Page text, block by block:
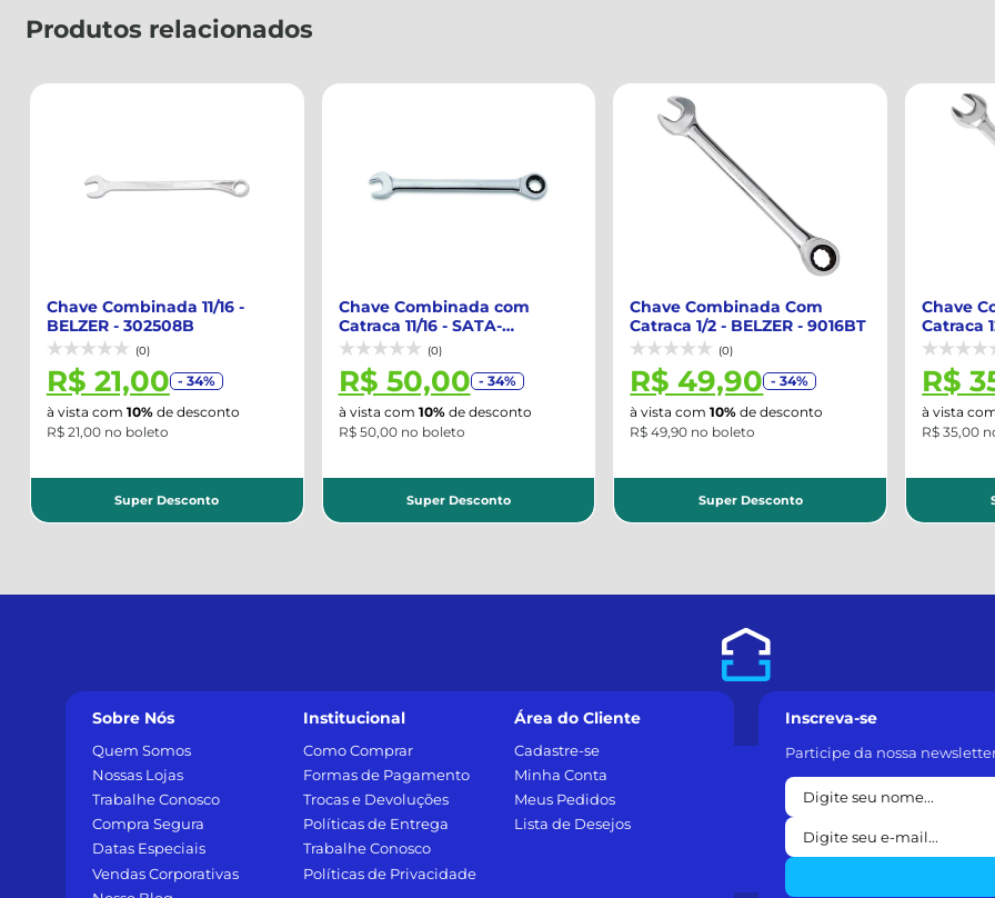
Produtos relacionados
Chave Combinada 11/16 -
BELZER - 302508B
(0)
R$ 21,00
- 34%
à vista com 10%de desconto
R$ 21,00 no boleto
Super Desconto
Chave Combinada com
Catraca 11/16 - SATA-
ST43107ST
(0)
R$ 50,00
- 34%
à vista com 10%de desconto
R$ 50,00 no boleto
Super Desconto
Chave Combinada Com
Catraca 1/2 - BELZER - 9016BT
(0)
R$ 49,90
- 34%
à vista com 10%de desconto
R$ 49,90 no boleto
Super Desconto
Chave
Catraca
9112BT
R$
à vista
R$ 35,00
Sobre Nós
Quem Somos
Nossas Lojas
Trabalhe Conosco
Compra Segura
Datas Especiais
Vendas Corporativas
Institucional
Como Comprar
Formas de Pagamento
Trocas e Devoluções
Políticas de Entrega
Trabalhe Conosco
Políticas de Privacidade
Área do Cliente
Cadastre-se
Minha Conta
Meus Pedidos
Lista de Desejos
Inscreva-se
Participe da nossa